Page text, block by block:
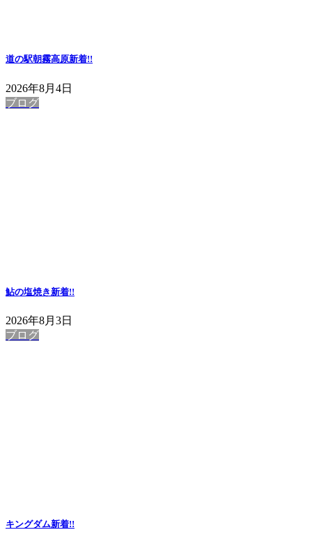
道の駅朝霧高原新着!!
2026年8月4日
ブログ
鮎の塩焼き新着!!
2026年8月3日
ブログ
キングダム新着!!